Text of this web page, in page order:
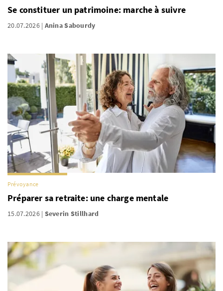
Se constituer un patrimoine: marche à suivre
20.07.2026 Anina Sabourdy
Prévoyance
Préparer sa retraite: une charge mentale
15.07.2026 Severin Stillhard